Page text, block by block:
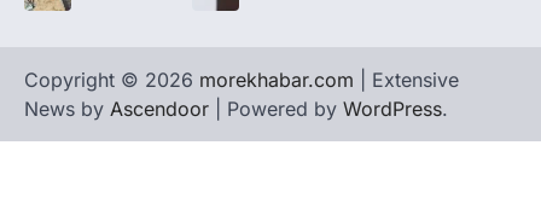
Copyright © 2026 morekhabar.com | Extensive
News by Ascendoor | Powered by WordPress.